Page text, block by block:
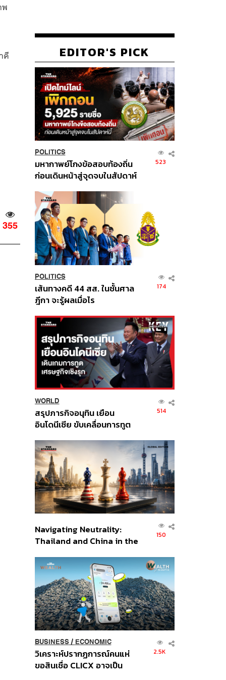
พ
คี
355
EDITOR'S PICK
POLITICS
มหากาพย์โกงข้อสอบท้องถิ่น
ก่อนเดินหน้าสู่จุดจบในสัปดาห์
523
POLITICS
เส้นทางคดี 44 สส. ในชั้นศาล
ฎีกา จะรู้ผลเมื่อไร
174
WORLD
สรุปภารกิจอนุทิน เยือน
อินโดนีเซีย ขับเคลื่อนการทูต
ส่วนยุทธศาสตร์ไทย –
อินโดนีเซีย
514
Navigating Neutrality:
Thailand and China in the
Order
150
BUSINESS/ ECONOMIC
วิเคราะห์ปรากฏการณ์คนแห่
ขอสินเชื่อ CLICX อาจเป็น
2.5K